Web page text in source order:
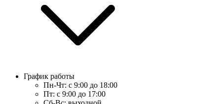
График работы
Пн-Чт: с 9:00 до 18:00
Пт: с 9:00 до 17:00